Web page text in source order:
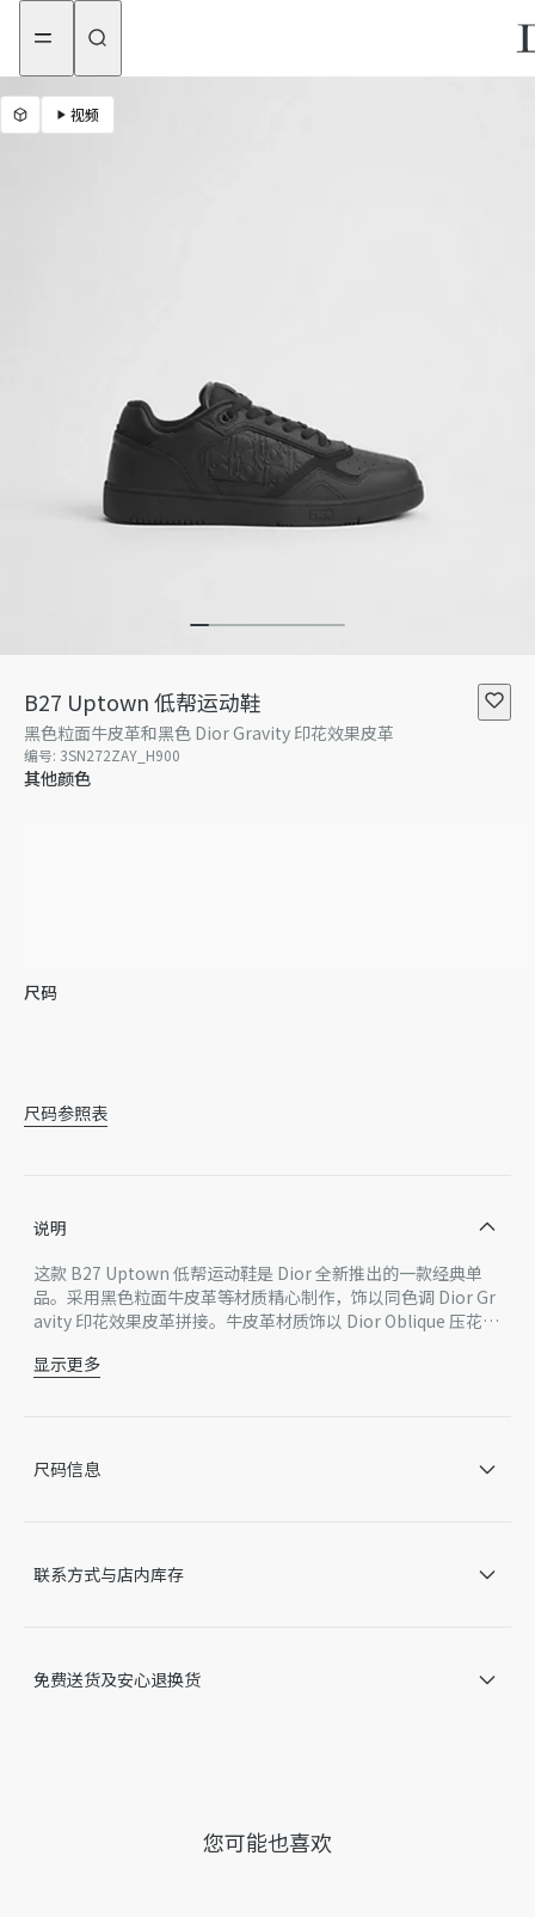
aria_goToMenu
aria_goToContent
视频
B27 Uptown 低帮运动鞋
黑色粒面牛皮革和黑色 Dior Gravity 印花效果皮革
编号: 3SN272ZAY_H900
其他颜色
尺码
尺码参照表
说明
这款 B27 Uptown 低帮运动鞋是 Dior 全新推出的一款经典单
品。采用黑色粒面牛皮革等材质精心制作，饰以同色调 Dior Gr
avity 印花效果皮革拼接。牛皮革材质饰以 Dior Oblique 压花图
带孔眼巧妙精致，黑色橡胶鞋底、鞋舌和鞋跟处均饰以经典细
主体：牛皮革，科技面料
鞋底和鞋跟饰以 Dior 标志
低帮
侧面缝线拼接结构
因技术局限、产品改良或生产批次等原因，网站中的信息可能存
显示更多
尺码信息
联系方式与店内库存
免费送货及安心退换货
您可能也喜欢